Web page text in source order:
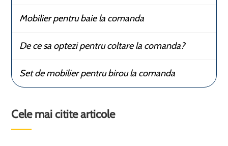
Mobilier pentru baie la comanda
De ce sa optezi pentru coltare la comanda?
Set de mobilier pentru birou la comanda
Cele mai citite articole